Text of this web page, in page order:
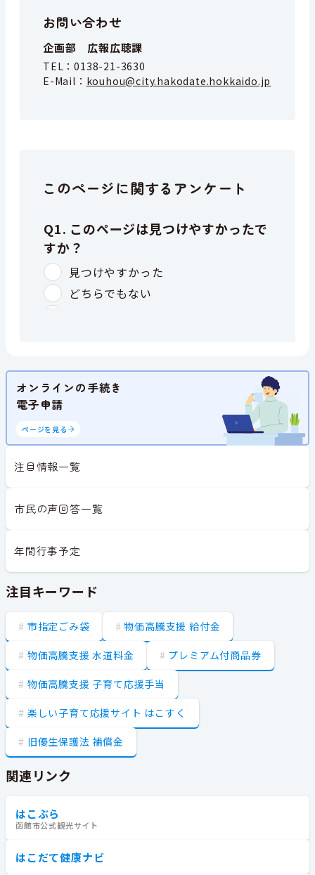
お問い合わせ
企画部 広報広聴課
TEL：0138-21-3630
E-Mail： kouhou@city.hakodate.hokkaido.jp
このページに関するアンケート
オンラインの手続き
電子申請
ページを見る
注目情報一覧
市民の声回答一覧
年間行事予定
注目キーワード
市指定ごみ袋 物価高騰支援 給付金
物価高騰支援 水道料金 プレミアム付商品券
物価高騰支援 子育て応援手当
楽しい子育て応援サイト はこすく
旧優生保護法 補償金
関連リンク
はこぶら
函館市公式観光サイト
はこだて健康ナビ